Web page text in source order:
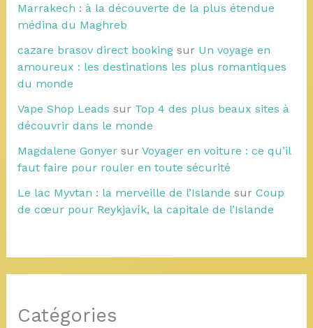
Marrakech : à la découverte de la plus étendue
médina du Maghreb
cazare brasov direct bookingsur Un voyage en
amoureux : les destinations les plus romantiques
du monde
Vape Shop Leads sur Top 4 des plus beaux sites à
découvrir dans le monde
Magdalene Gonyersur Voyager en voiture : ce qu’il
faut faire pour rouler en toute sécurité
Le lac Myvtan : la merveille de l’Islande sur Coup
de cœur pour Reykjavík, la capitale de l’Islande
Catégories